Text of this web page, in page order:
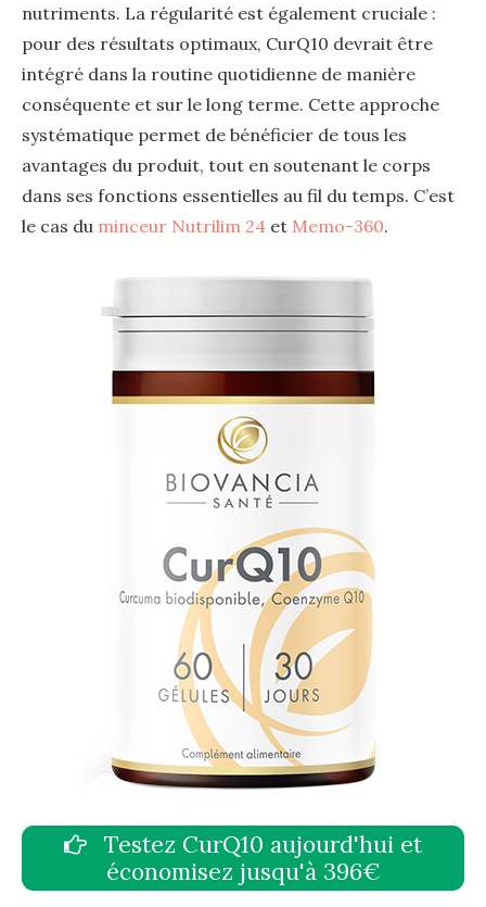
nutriments. La régularité est également cruciale :
pour des résultats optimaux, CurQ10 devrait être
intégré dans la routine quotidienne de manière
conséquente et sur le long terme. Cette approche
systématique permet de bénéficier de tous les
avantages du produit, tout en soutenant le corps
dans ses fonctions essentielles au fil du temps. C’est
le cas du minceur Nutrilim 24 et Memo-360.
Testez CurQ10 aujourd'hui et
économisez jusqu'à 396€